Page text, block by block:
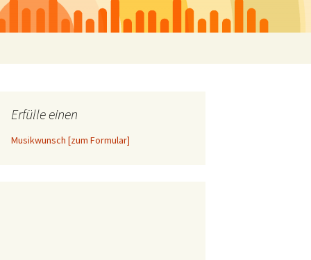
Erfülle einen
Musikwunsch [zum Formular]